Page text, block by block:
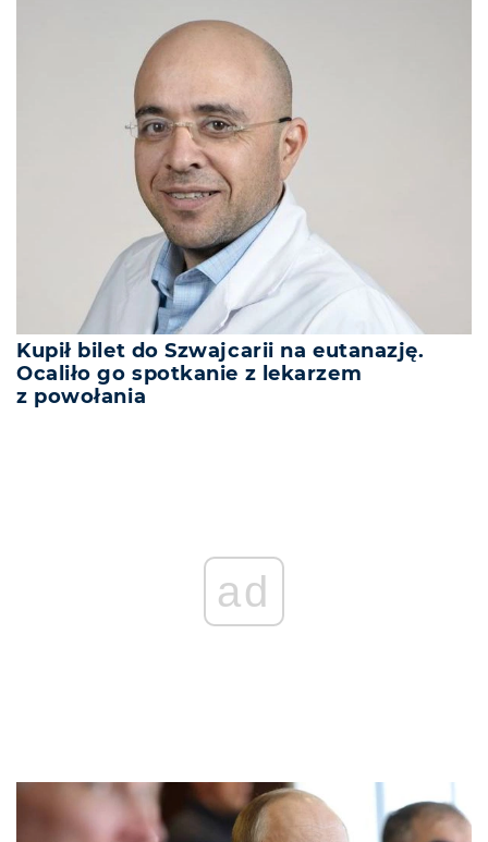
Kupił bilet do Szwajcarii na eutanazję.
Ocaliło go spotkanie z lekarzem
z powołania
ad